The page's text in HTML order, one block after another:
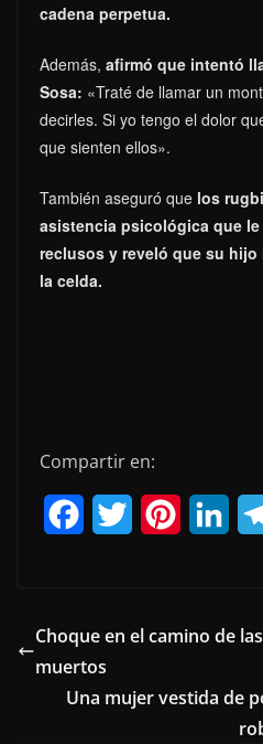
cadena perpetua.
Además, afirmó que intentó
Sosa: «Traté de llamar un
decirles. Si yo tengo el dolor
que sienten ellos».
También aseguró que los
asistencia psicológica que
reclusos y reveló que su
la celda.
Compartir en:
e
b
o
t
e
t
r
k
d
Choque en el camino de
muertos
Una mujer vestida de